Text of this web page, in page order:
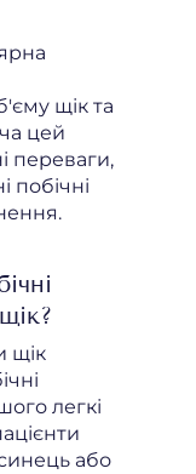
щік та
цей
переваги,
побічні
щік
легкі
або